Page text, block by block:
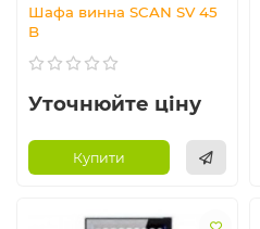
Шафа винна SCAN SV 45
B
Уточнюйте ціну
Купити